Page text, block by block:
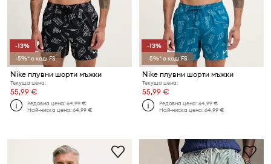
-13%
-5%* с код: FS
Nike плувни шорти мъжки
Текуща цена:
55,99 €
Редовна цена:64,99 €
Най-ниска цена:64,99 €
-13%
-5%* с код: FS
Nike плувни шорти мъжки
Текуща цена:
55,99 €
Редовна цена:64,99 €
Най-ниска цена:64,99 €